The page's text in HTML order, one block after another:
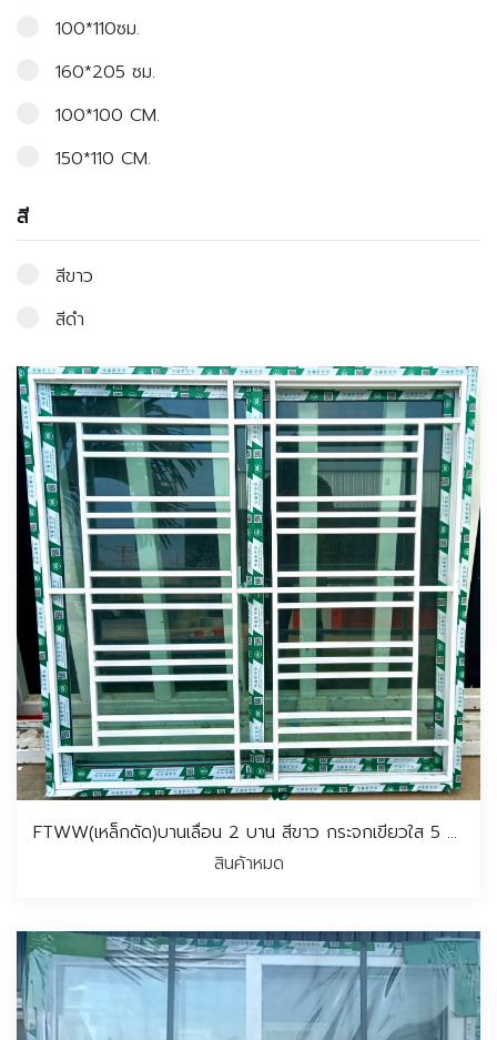
100*110ซม.
160*205 ซม.
100*100 CM.
150*110 CM.
สี
สีขาว
สีดำ
FTWW(เหล็กดัด)บานเลื่อน 2 บาน สีขาว กระจกเขียวใส 5 มม. ไม่มีมุ้ง 100*100 CM.
สินค้าหมด